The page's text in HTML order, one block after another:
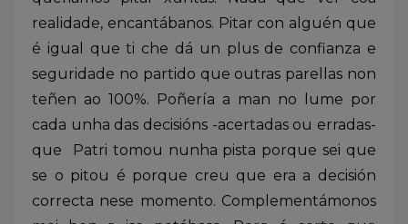
realidade, encantábanos. Pitar con alguén que
é igual que ti che dá un plus de confianza e
seguridade no partido que outras parellas non
teñen ao 100%. Poñería a man no lume por
cada unha das decisións -acertadas ou erradas-
que Patri tomou nunha pista porque sei que
se o pitou é porque creu que era a decisión
correcta nese momento. Complementámonos